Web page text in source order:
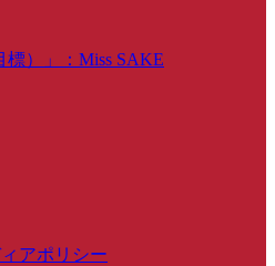
標）」：Miss SAKE
アポリシー